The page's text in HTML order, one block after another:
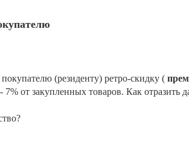
(резиденту) ретро-скидку (
от закупленных товаров. Как отразить